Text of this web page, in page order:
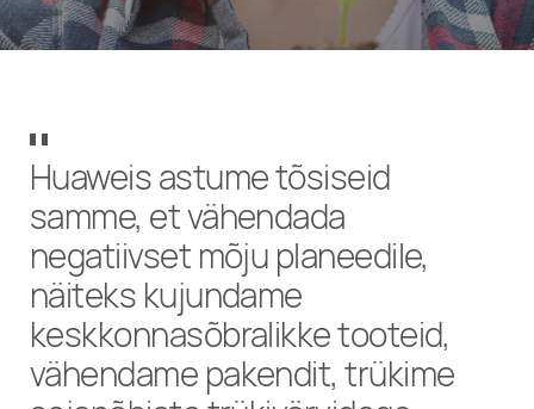
Huaweis astume tõsiseid
samme, et vähendada
negatiivset mõju planeedile,
näiteks kujundame
keskkonnasõbralikke tooteid,
vähendame pakendit, trükime